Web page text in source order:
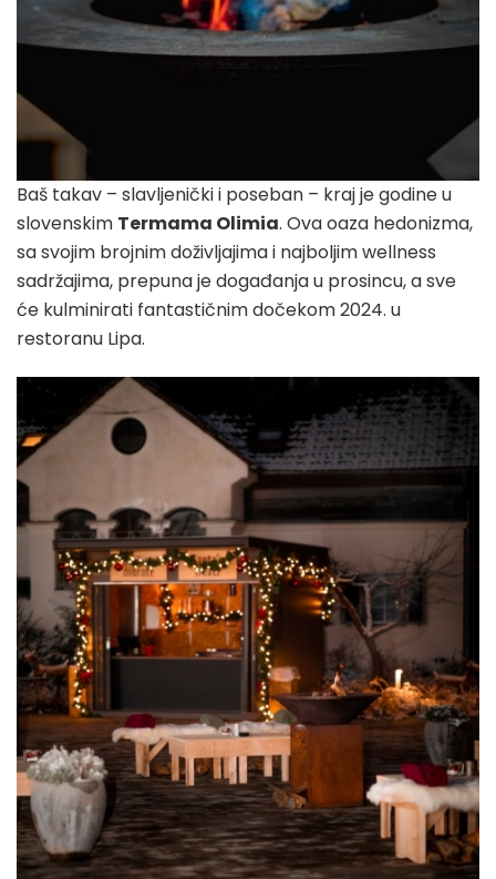
Baš takav – slavljenički i poseban – kraj je godine u
slovenskim Termama Olimia. Ova oaza hedonizma,
sa svojim brojnim doživljajima i najboljim wellness
sadržajima, prepuna je događanja u prosincu, a sve
će kulminirati fantastičnim dočekom 2024. u
restoranu Lipa.